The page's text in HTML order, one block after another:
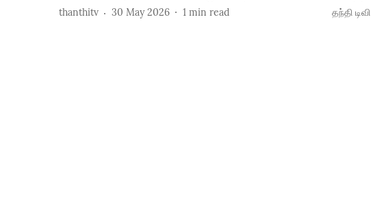
thanthitv 30 May 2026 1 min read தந்தி டிவி